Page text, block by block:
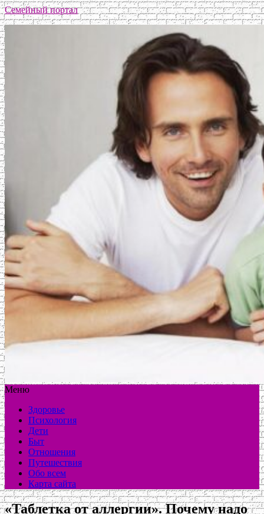
Семейный портал
Меню
Здоровье
Психология
Дети
Быт
Отношения
Путешествия
Обо всем
Карта сайта
«Таблетка от аллергии». Почему надо